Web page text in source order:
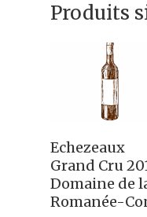
Taupenot-
Produits
Panier
Echezeaux
Grand Cru
Domaine de
Romanée-